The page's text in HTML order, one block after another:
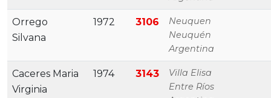
Orrego
Silvana
1972 3106
Neuquen
Neuquén
Argentina
Caceres Maria
Virginia
1974 3143
Villa Elisa
Entre Ríos